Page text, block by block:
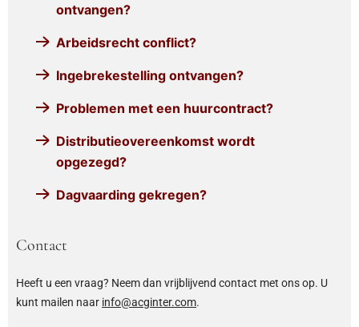
ontvangen?
Arbeidsrecht conflict?
Ingebrekestelling ontvangen?
Problemen met een huurcontract?
Distributieovereenkomst wordt
opgezegd?
Dagvaarding gekregen?
Contact
Heeft u een vraag? Neem dan vrijblijvend contact met ons op. U
kunt mailen naar info@acginter.com.